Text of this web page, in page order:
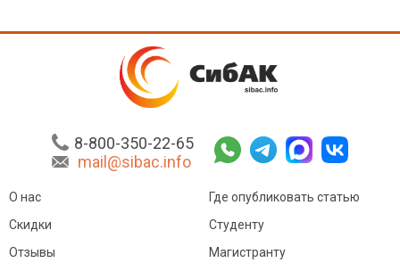
8-800-350-22-65
mail@sibac.info
О нас
Скидки
Отзывы
Где опубликовать статью
Студенту
Магистранту